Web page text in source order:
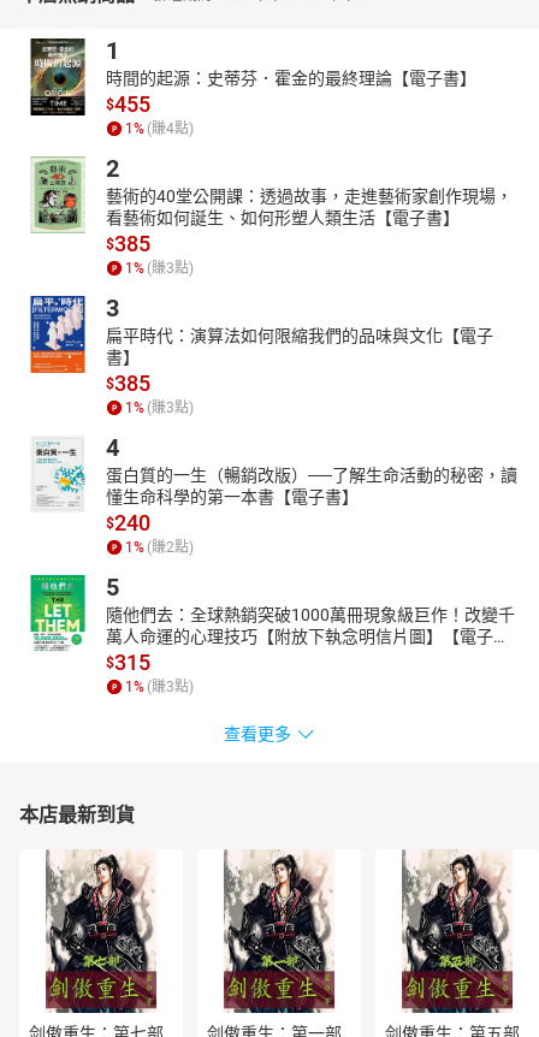
章節名稱：
1源流與題解
2禮敬諸佛
3稱頌如來
4廣修供養（上）
5廣修供養（下）
6懺悔業障
7隨喜功德
9請佛住世
10常隨佛學
11恒順眾生
12不於菩提心生迷
14同修同行善知識
15如一塵端如塵刹
16圓滿普賢行
1
時間的起源：史蒂芬．霍金的最終理論【電子書】
$455
1 % (賺4點)
2
藝術的40堂公開課：透過故事，走進藝術家創作現場，
看藝術如何誕生、如何形塑人類生活【電子書】
$385
1 % (賺3點)
3
扁平時代：演算法如何限縮我們的品味與文化【電子
書】
$385
1 % (賺3點)
4
蛋白質的一生（暢銷改版）──了解生命活動的秘密，讀
懂生命科學的第一本書【電子書】
$240
1 % (賺2點)
5
隨他們去：全球熱銷突破1000萬冊現象級巨作！改變千
萬人命運的心理技巧【附放下執念明信片圖】【電子
書】
$315
1 % (賺3點)
查看更多
本店最新到貨